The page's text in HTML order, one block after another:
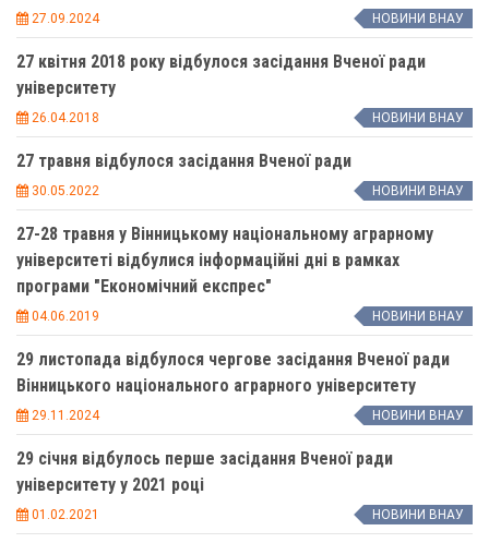
27.09.2024 НОВИНИ ВНАУ
27 квітня 2018 року відбулося засідання Вченої ради
університету
26.04.2018 НОВИНИ ВНАУ
27 травня відбулося засідання Вченої ради
30.05.2022 НОВИНИ ВНАУ
27-28 травня у Вінницькому національному аграрному
університеті відбулися інформаційні дні в рамках
програми "Економічний експрес"
04.06.2019 НОВИНИ ВНАУ
29 листопада відбулося чергове засідання Вченої ради
Вінницького національного аграрного університету
29.11.2024 НОВИНИ ВНАУ
29 січня відбулось перше засідання Вченої ради
університету у 2021 році
01.02.2021 НОВИНИ ВНАУ